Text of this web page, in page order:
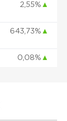
2,55% ▲
643,73% ▲
0,08% ▲